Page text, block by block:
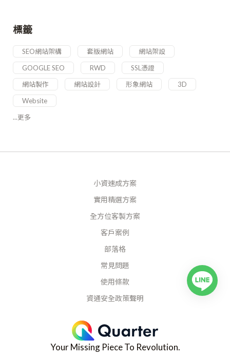
標籤
SEO網站架構 套版網站
網站架設
GOOGLE SEO
RWD
SSL憑證
網站製作
網站設計 形象網站
3D
Website
...更多
小資速成方案
實用精選方案
全方位客製方案
客戶案例
部落格
常見問題
使用條款
資通安全政策聲明
Your Missing Piece To Revolution.